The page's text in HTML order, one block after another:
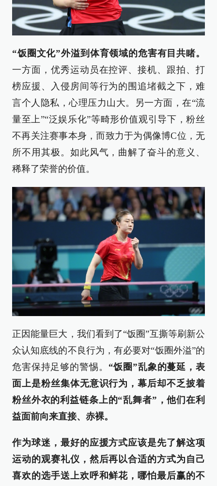
“饭圈文化”外溢到体育领域的危害有目共睹。
一方面，优秀运动员在控评、接机、跟拍、打
榜应援、入侵房间等行为的围追堵截之下，难
言个人隐私，心理压力山大。另一方面，在“流
量至上”“泛娱乐化”等畸形价值观引导下，粉丝
不再关注赛事本身，而致力于为偶像博C位，无
所不用其极。如此风气，曲解了奋斗的意义、
稀释了荣誉的价值。
正因能量巨大，我们看到了“饭圈”互撕等刷新公
众认知底线的不良行为，有必要对“饭圈外溢”的
危害保持足够的警惕。 “饭圈”乱象的蔓延，表
面上是粉丝集体无意识行为，幕后却不乏披着
粉丝外衣的利益链条上的“乱舞者”，他们在利
益面前向来直接、赤裸。
作为球迷，最好的应援方式应该是先了解这项
运动的观赛礼仪，然后再以合适的方式为自己
喜欢的选手送上欢呼和鲜花，哪怕最后赢的不